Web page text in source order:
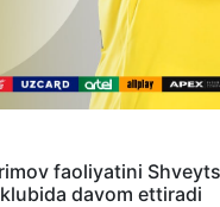
faoliyatini
davom ettiradi